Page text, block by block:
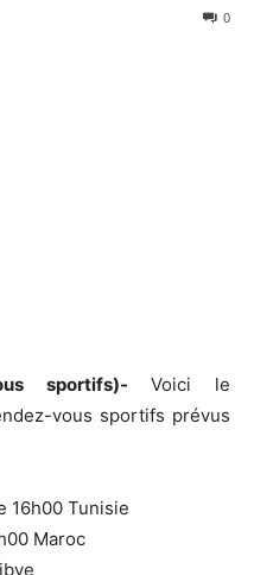
0
sportifs)- Voici le
vous sportifs prévus
16h00 Tunisie
Maroc